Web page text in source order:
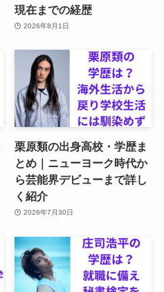
現在までの経歴
2026年8月1日
栗原類の出身高校・学歴ま
とめ｜ニューヨーク時代か
ら芸能界デビューまで詳し
く紹介
2026年7月30日